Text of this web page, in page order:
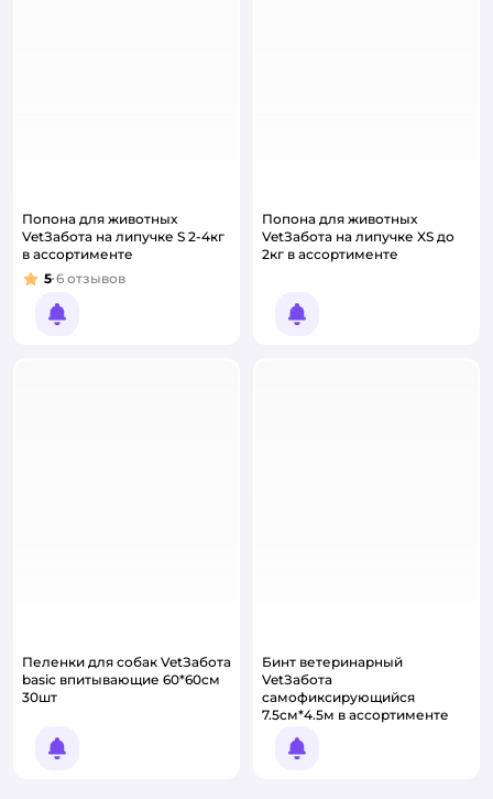
Попона для животных
VetЗабота на липучке S 2-4кг
в ассортименте
Рейтинг:
5 6 отзывов
Уведомить о появлении
Попона для животных
VetЗабота на липучке XS до
2кг в ассортименте
Уведомить о появлении
Пеленки для собак VetЗабота
basic впитывающие 60*60см
30шт
Уведомить о появлении
Бинт ветеринарный
VetЗабота
самофиксирующийся
7.5см*4.5м в ассортименте
Уведомить о появлении